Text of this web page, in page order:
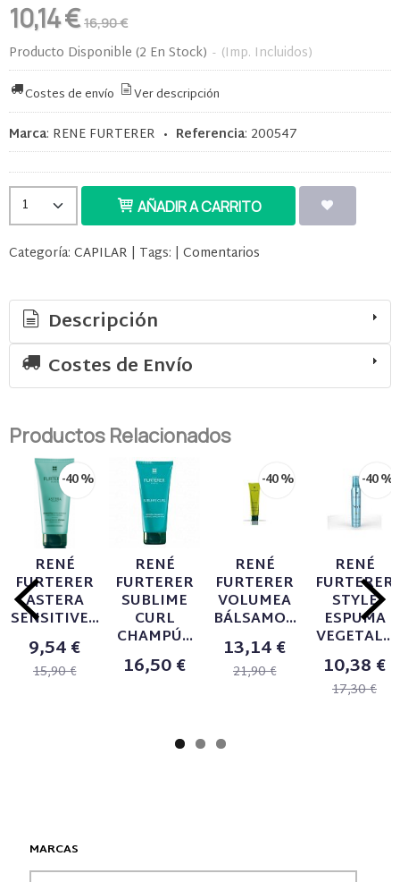
MARCAS
10,14 €16,90 €
Producto Disponible (2 En Stock) - (Imp. Incluidos)
Costes de envío Ver descripción
Marca: RENE FURTERER • Referencia: 200547
AÑADIR A CARRITO
Categoría: CAPILAR | Tags: | Comentarios
Descripción
Costes de Envío
Productos Relacionados
-40 %
RENÉ
FURTERER
ASTERA
SENSITIVE...
9,54 €
15,90 €
RENÉ
FURTERER
SUBLIME
CURL
CHAMPÚ...
16,50 €
-40 %
RENÉ
FURTERER
VOLUMEA
BÁLSAMO...
13,14 €
21,90 €
-40 %
RENÉ
FURTERER
STYLE
ESPUMA
VEGETAL...
10,38 €
17,30 €